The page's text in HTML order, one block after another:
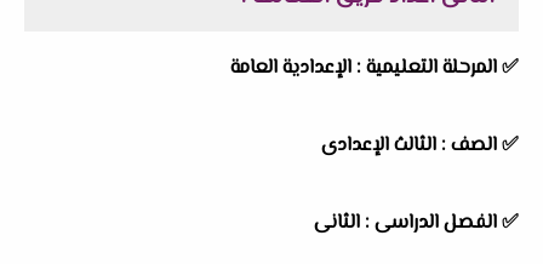
✅ المرحلة التعليمية : الإعدادية العامة
✅ الصف : الثالث الإعدادى
✅ الفصل الدراسى : الثانى